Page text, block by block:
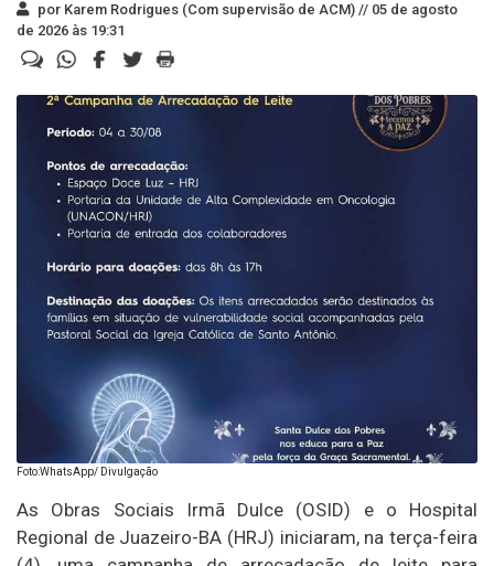
por Karem Rodrigues (Com supervisão de ACM) // 05 de agosto
de 2026 às 19:31
Foto:WhatsApp/ Divulgação
As Obras Sociais Irmã Dulce (OSID) e o Hospital
Regional de Juazeiro-BA (HRJ) iniciaram, na terça-feira